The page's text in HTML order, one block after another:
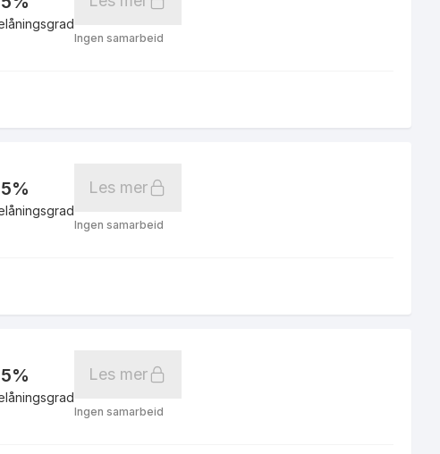
Ingen samarbeid
% Les mer
Ingen samarbeid
% Les mer
Ingen samarbeid